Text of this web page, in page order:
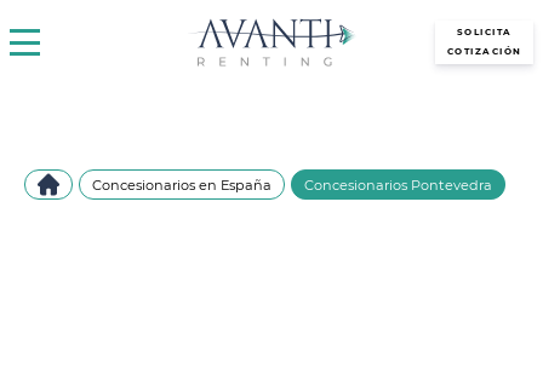
SOLICITA
COTIZACIÓN
Concesionarios en España Concesionarios Pontevedra